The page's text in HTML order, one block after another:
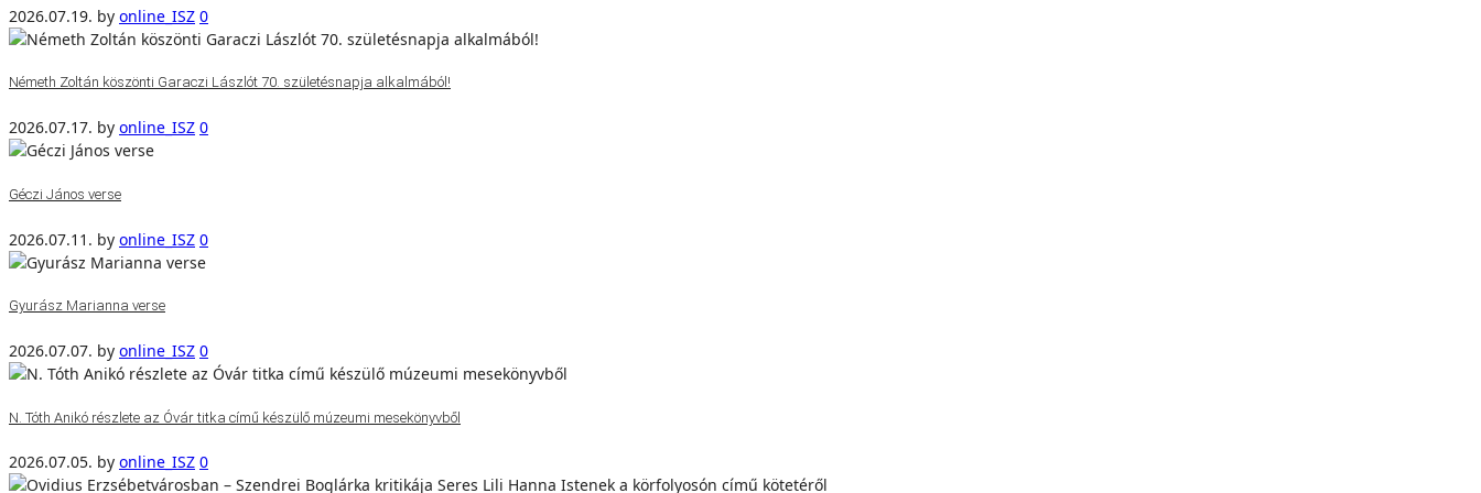
2026.07.19. by online_ISZ 0
Németh Zoltán köszönti Garaczi Lászlót 70. születésnapja alkalmából!
2026.07.17. by online_ISZ 0
Géczi János verse
2026.07.11. by online_ISZ 0
Gyurász Marianna verse
2026.07.07. by online_ISZ 0
N. Tóth Anikó részlete az Óvár titka című készülő múzeumi mesekönyvből
2026.07.05. by online_ISZ 0